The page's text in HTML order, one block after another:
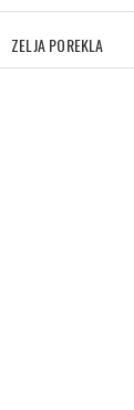
ZELJA POREKLA